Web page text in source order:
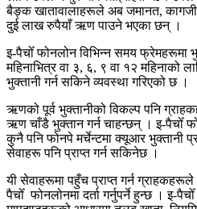
बैङ्क खातावालाहरूले अब जमानत, कागजी
दुई लाख रुपैयाँ ऋण पाउने भएका छन् ।
इ-पैचोँ फोनलोन विभिन्न समय फ्रेमहरूमा
महिनाभित्र वा ३, ६, ९ वा १२ महिनाको
भुक्तानी गर्न सकिने व्यवस्था गरिएको छ ।
ऋणको पूर्व भुक्तानीको विकल्प पनि
ऋण चाँडै भुक्तान गर्न चाहन्छन् । इ-पैचोँ
कुनै पनि फोनपे मर्चेन्टमा क्यूआर भुक्तानी
सेवाहरू पनि प्राप्त गर्न सकिनेछ ।
यी सेवाहरूमा पहुँच प्राप्त गर्न
पैचोँ फोनलोनमा दर्ता गर्नुपर्ने हुन्छ । इ-